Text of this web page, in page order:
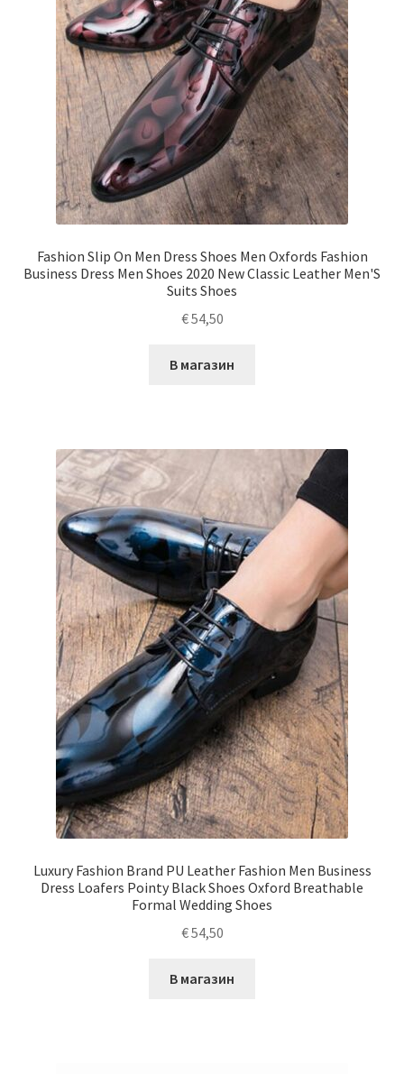
Fashion Slip On Men Dress Shoes Men Oxfords Fashion
Business Dress Men Shoes 2020 New Classic Leather Men'S
Suits Shoes
€54,50
В магазин
Luxury Fashion Brand PU Leather Fashion Men Business
Dress Loafers Pointy Black Shoes Oxford Breathable
Formal Wedding Shoes
€54,50
В магазин